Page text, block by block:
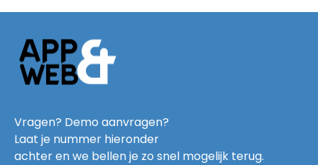
Vragen? Demo aanvragen?
Laat je nummer hieronder
achter en we bellen je zo snel mogelijk terug.